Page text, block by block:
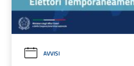
AVVISI